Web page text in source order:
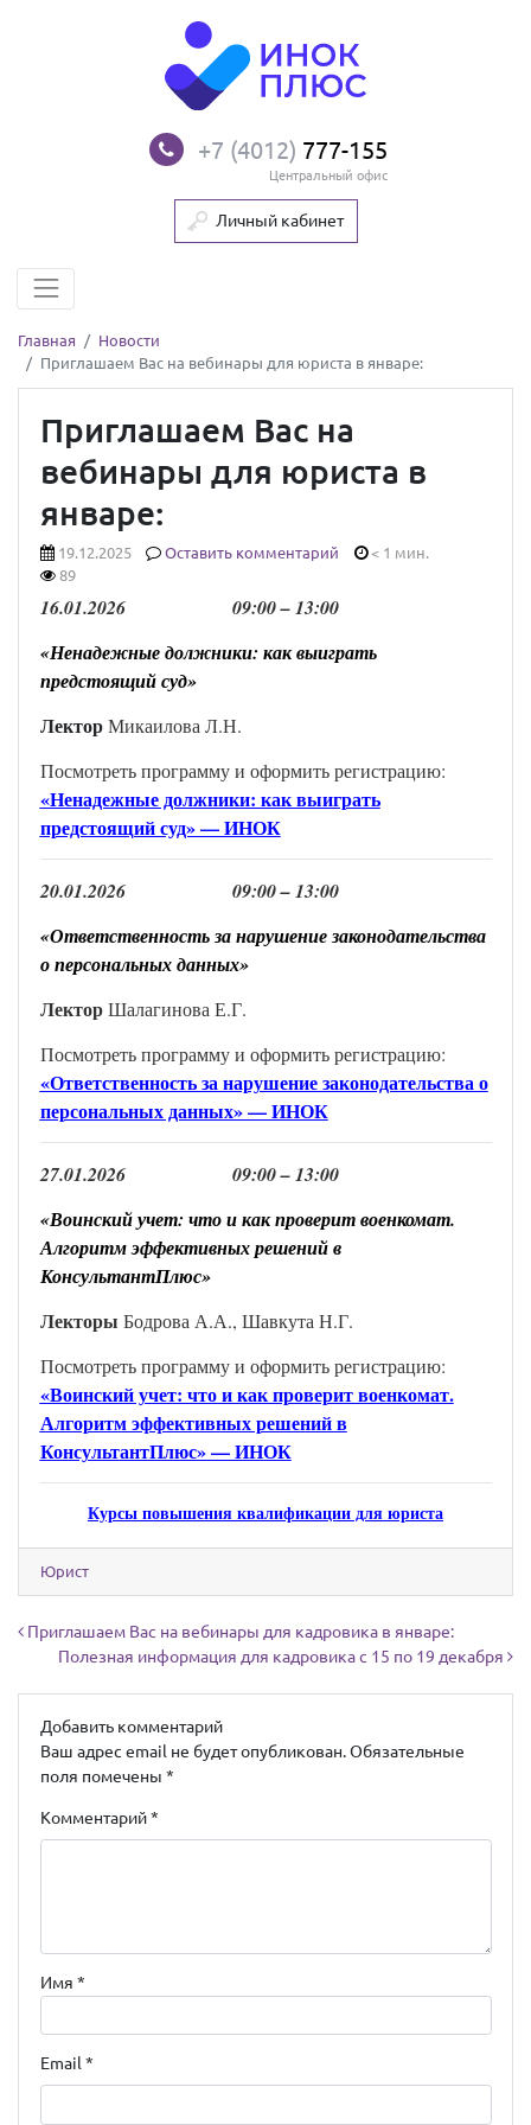
+7 (4012) 777-155
Центральный офис
Личный кабинет
Главная
Новости
Приглашаем Вас на вебинары для юриста в январе:
Приглашаем Вас на
вебинары для юриста в
январе:
19.12.2025 Оставить комментарий
< 1 мин.
89
16.01.2026 09:00 –13:00
«Ненадежные должники: как выиграть
предстоящий суд»
ЛекторМикаилова Л.Н.
Посмотреть программу и оформить регистрацию:
«Ненадежные должники: как выиграть
предстоящий суд» — ИНОК
20.01.2026 09:00 –13:00
«Ответственность за нарушение законодательства
о персональных данных»
ЛекторШалагинова Е.Г.
Посмотреть программу и оформить регистрацию:
«Ответственность за нарушение законодательства о
персональных данных» — ИНОК
27.01.2026 09:00 –13:00
«Воинский учет: что и как проверит военкомат.
Алгоритм эффективных решений в
КонсультантПлюс»
Лекторы Бодрова А.А., Шавкута Н.Г.
Посмотреть программу и оформить регистрацию:
«Воинский учет: что и как проверит военкомат.
Алгоритм эффективных решений в
КонсультантПлюс» — ИНОК
Курсы повышения квалификации для юриста
Юрист
Навигация по записям
Приглашаем Вас на вебинары для кадровика в январе:
Полезная информация для кадровика с 15 по 19 декабря
Добавить комментарий
Ваш адрес email не будет опубликован. Обязательные
поля помечены *
Комментарий*
Имя *
Email*